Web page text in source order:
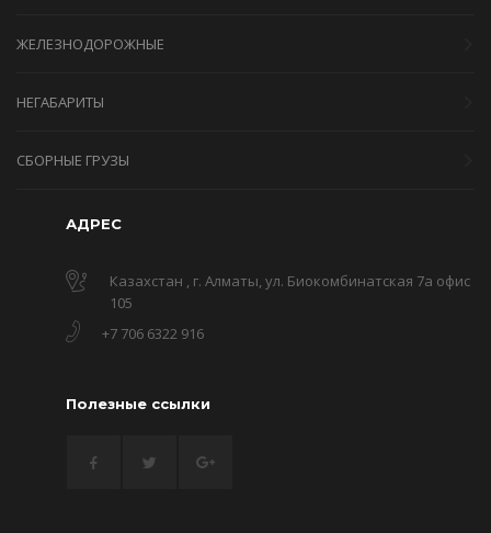
ЖЕЛЕЗНОДОРОЖНЫЕ
НЕГАБАРИТЫ
СБОРНЫЕ ГРУЗЫ
АДРЕС
Казахстан , г. Алматы, ул. Биокомбинатская 7а офис
105
+7 706 6322 916
Полезные ссылки